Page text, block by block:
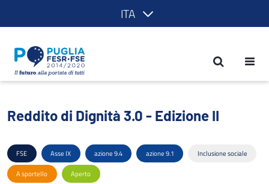
ITA
Reddito di Dignità 3.0 - Edizione II -
Reddito di Dignità 3.0 - Edizione II
FSE Asse IX azione 9.4 azione 9.1 Inclusione sociale
A sportello Aperto